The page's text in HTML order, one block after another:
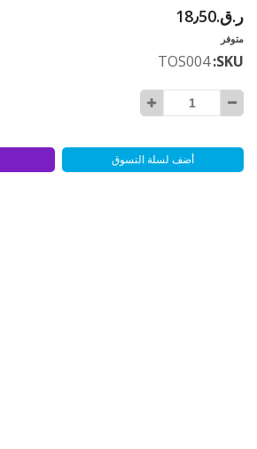
ر.ق.‏18٫50
متوفر
SKU
TOS004
أضف لسلة التسوق